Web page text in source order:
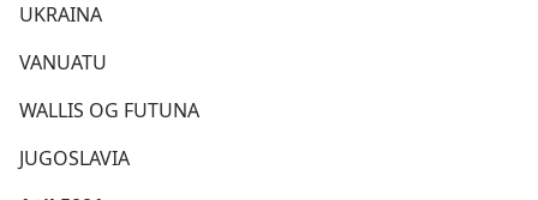
UKRAINA
VANUATU
WALLIS OG FUTUNA
JUGOSLAVIA